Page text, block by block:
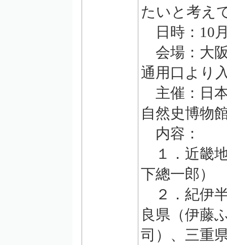
たいと考え
日時：10
会場：大
通用口より
主催：日
自然史博物
内容：
１．近畿
下總一郎）
２．紀伊
良県（伊藤
司）、三重